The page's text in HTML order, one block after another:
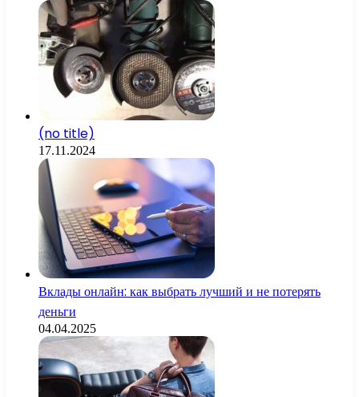
(no title)
17.11.2024
Вклады онлайн: как выбрать лучший и не потерять
деньги
04.04.2025